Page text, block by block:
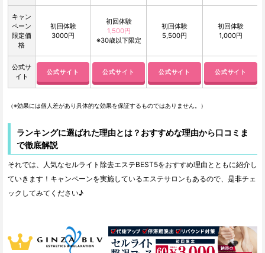
キャン
ペーン
限定価
格
初回体験
3000円
初回体験
1,500円
※30歳以下限定
初回体験
5,500円
初回体験
1,000円
公式サ
イト
公式サイト 公式サイト 公式サイト 公式サイト
（※効果には個人差があり具体的な効果を保証するものではありません。）
ランキングに選ばれた理由とは？おすすめな理由から口コミま
で徹底解説
それでは、人気なセルライト除去エステBEST5をおすすめ理由とともに紹介し
ていきます！キャンペーンを実施しているエステサロンもあるので、是非チェ
ックしてみてください♪